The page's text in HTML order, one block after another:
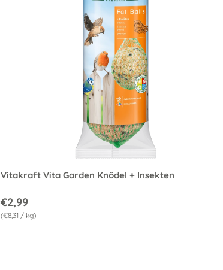
Vitakraft Vita Garden Knödel + Insekten
€2,99
Grundpreis
€8,31 / kg